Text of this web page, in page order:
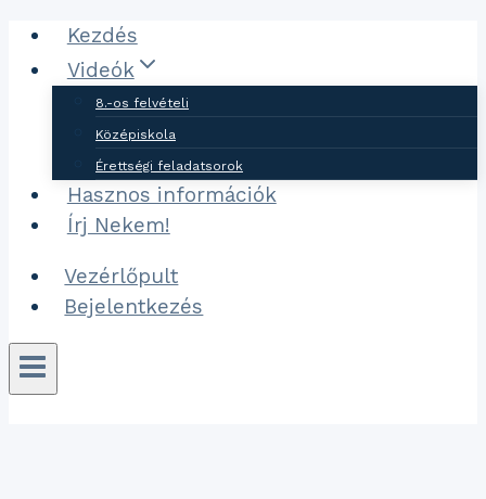
Ugrás
tartalomhoz
Kezdés
Videók
8.-os felvételi
Középiskola
Érettségi feladatsorok
Hasznos információk
Írj Nekem!
Vezérlőpult
Bejelentkezés